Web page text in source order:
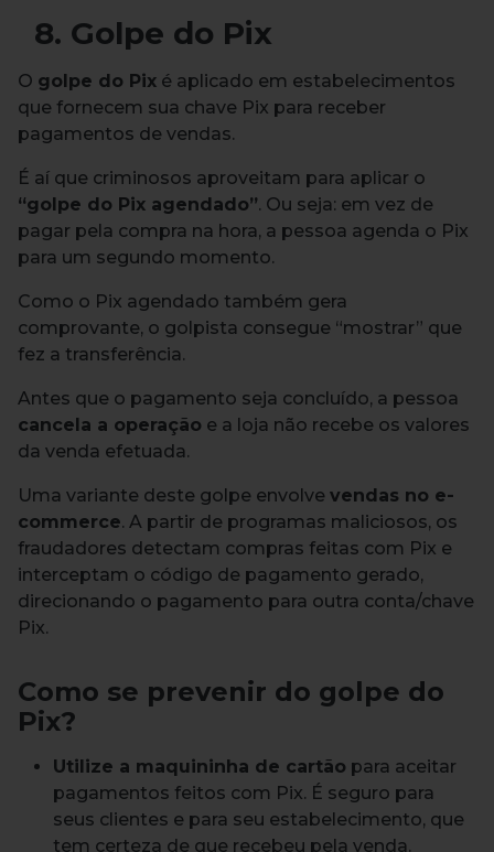
8. Golpe do Pix
O golpe do Pix é aplicado em estabelecimentos
que fornecem sua chave Pix para receber
pagamentos de vendas.
É aí que criminosos aproveitam para aplicar o
“golpe do Pix agendado”. Ou seja: em vez de
pagar pela compra na hora, a pessoa agenda o Pix
para um segundo momento.
Como o Pix agendado também gera
comprovante, o golpista consegue “mostrar” que
fez a transferência.
Antes que o pagamento seja concluído, a pessoa
cancela a operação e a loja não recebe os valores
da venda efetuada.
Uma variante deste golpe envolve vendas no e-
commerce. A partir de programas maliciosos, os
fraudadores detectam compras feitas com Pix e
interceptam o código de pagamento gerado,
direcionando o pagamento para outra conta/chave
Pix.
Como se prevenir do golpe do
Pix?
Utilize a maquininha de cartão para aceitar
pagamentos feitos com Pix. É seguro para
seus clientes e para seu estabelecimento, que
tem certeza de que recebeu pela venda.